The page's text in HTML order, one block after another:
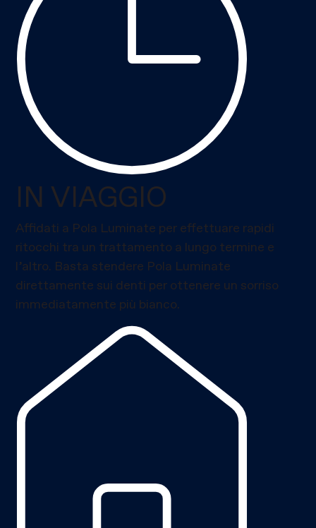
IN VIAGGIO
Affidati a Pola Luminate per effettuare rapidi
ritocchi tra un trattamento a lungo termine e
l’altro. Basta stendere Pola Luminate
direttamente sui denti per ottenere un sorriso
immediatamente più bianco.